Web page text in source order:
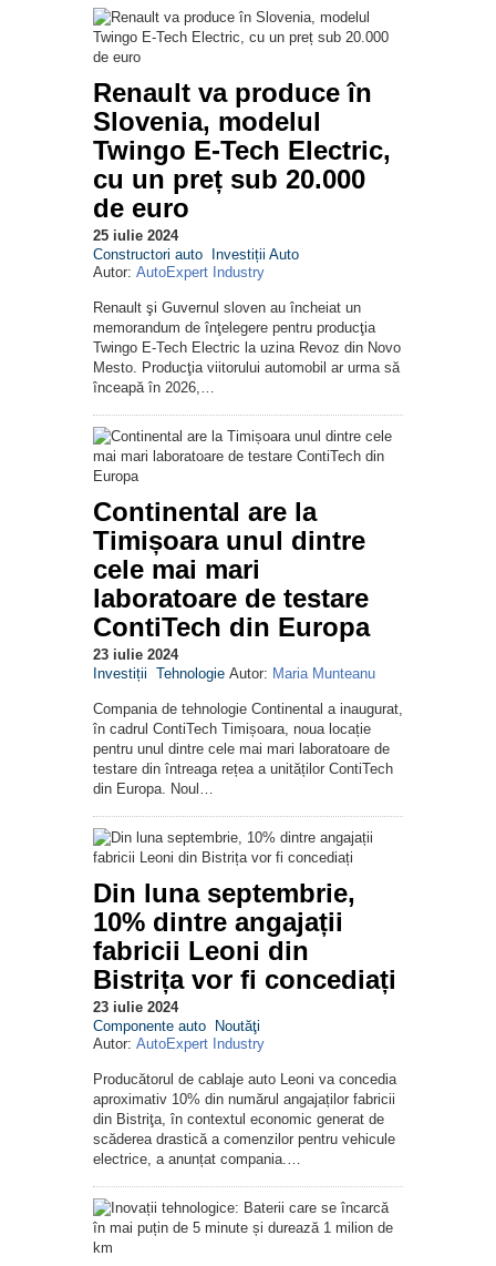
Renault va produce în
Slovenia, modelul
Twingo E-Tech Electric,
cu un preț sub 20.000
de euro
25 iulie 2024
Constructori auto Investiții Auto
Autor: AutoExpert Industry
Renault şi Guvernul sloven au încheiat un
memorandum de înţelegere pentru producţia
Twingo E-Tech Electric la uzina Revoz din Novo
Mesto. Producţia viitorului automobil ar urma să
înceapă în 2026,…
Continental are la
Timișoara unul dintre
cele mai mari
laboratoare de testare
ContiTech din Europa
23 iulie 2024
Investiții Tehnologie Autor: Maria Munteanu
Compania de tehnologie Continental a inaugurat,
în cadrul ContiTech Timișoara, noua locație
pentru unul dintre cele mai mari laboratoare de
testare din întreaga rețea a unităților ContiTech
din Europa. Noul…
Din luna septembrie,
10% dintre angajații
fabricii Leoni din
Bistrița vor fi concediați
23 iulie 2024
Componente auto Noutăţi
Autor: AutoExpert Industry
Producătorul de cablaje auto Leoni va concedia
aproximativ 10% din numărul angajaților fabricii
din Bistriţa, în contextul economic generat de
scăderea drastică a comenzilor pentru vehicule
electrice, a anunțat compania.…